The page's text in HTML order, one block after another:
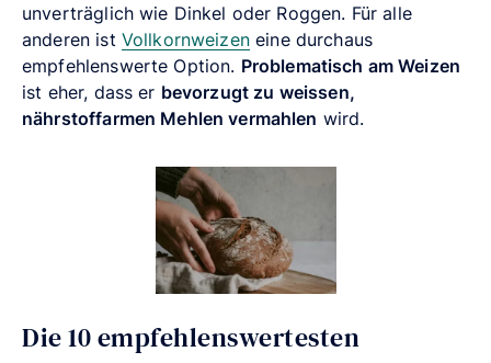
unverträglich wie Dinkel oder Roggen. Für alle
anderen ist Vollkornweizeneine durchaus
empfehlenswerte Option. Problematisch am Weizen
ist eher, dass er bevorzugt zu weissen,
nährstoffarmen Mehlen vermahlen wird.
Die 10 empfehlenswertesten